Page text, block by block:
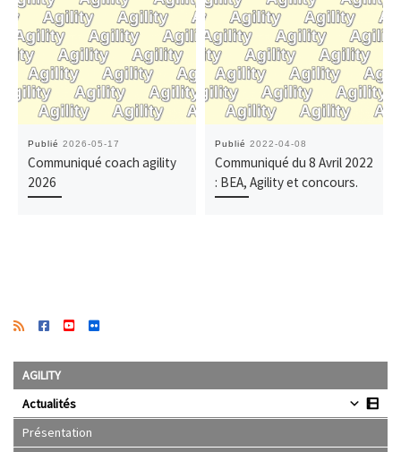
Publié 2026-05-17
Communiqué coach agility
2026
Publié 2022-04-08
Communiqué du 8 Avril 2022
: BEA, Agility et concours.
AGILITY
Actualités
Présentation